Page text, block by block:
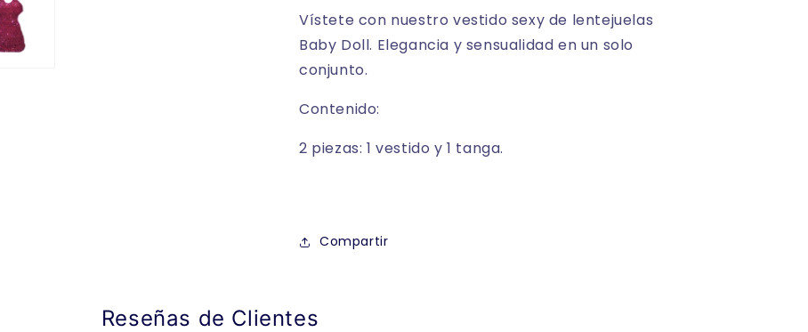
Vístete con nuestro vestido sexy de lentejuelas
Baby Doll. Elegancia y sensualidad en un solo
conjunto.
Contenido:
2 piezas: 1 vestido y 1 tanga.
Compartir
Reseñas de Clientes